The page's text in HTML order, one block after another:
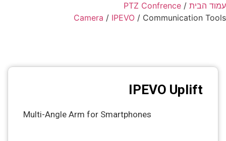
Frame Grabber
PTZ Confrence Camera
C-Mount Lenss
Professional Video Equipment
עמוד הבית /
PTZ Confrence
Camera / IPEVO / Communication Tools
IPEVO Uplift
Multi-Angle Arm for Smartphones